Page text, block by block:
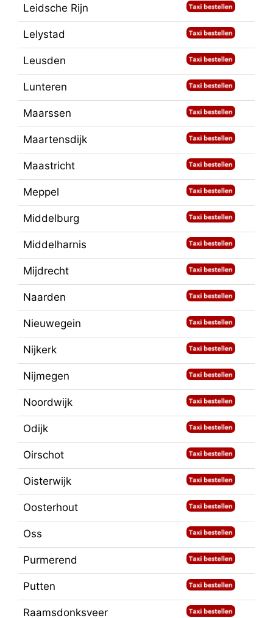
Leidsche Rijn
Lelystad
Leusden
Lunteren
Maarssen
Maartensdijk
Maastricht
Meppel
Middelburg
Middelharnis
Mijdrecht
Naarden
Nieuwegein
Nijkerk
Nijmegen
Noordwijk
Odijk
Oirschot
Oisterwijk
Oosterhout
Oss
Purmerend
Putten
Raamsdonksveer